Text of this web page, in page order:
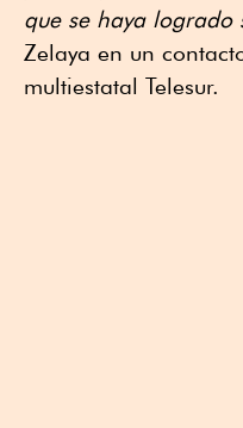
que se haya logrado
Zelaya en un
multiestatal Telesur.